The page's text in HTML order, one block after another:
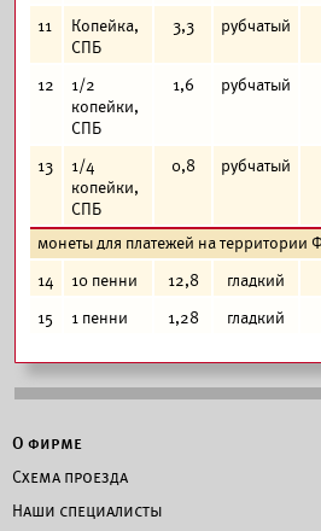
11
Копейка,
СПБ
3,3 рубчатый
12
1/2
копейки,
СПБ
1,6 рубчатый
13
1/4
копейки,
СПБ
0,8 рубчатый
монеты для платежей на территории
14
10 пенни 12,8 гладкий
15 1 пенни 1,28 гладкий
О фирме
Схема проезда
Наши специалисты